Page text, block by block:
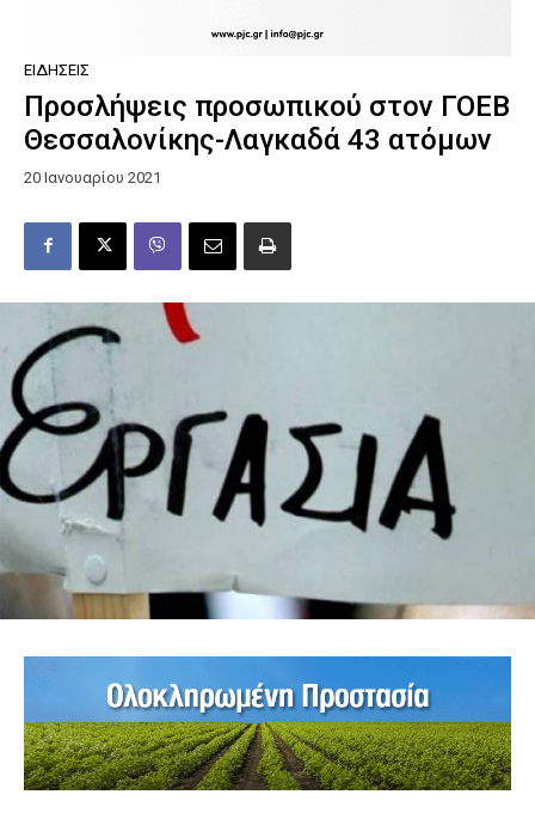
ΕΙΔΉΣΕΙΣ
Προσλήψεις προσωπικού στον ΓΟΕΒ
Θεσσαλονίκης-Λαγκαδά 43 ατόμων
20 Ιανουαρίου 2021